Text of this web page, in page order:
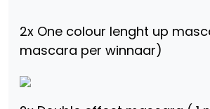
2x One colour lenght up
mascara per winnaar)